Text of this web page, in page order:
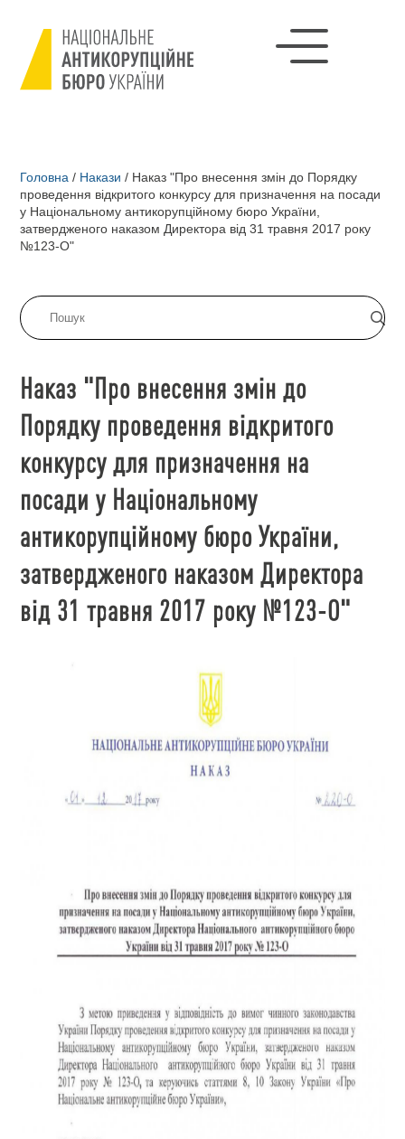
Головна / Накази / Наказ "Про внесення змін до Порядку
проведення відкритого конкурсу для призначення на посади
у Національному антикорупційному бюро України,
затвердженого наказом Директора від 31 травня 2017 року
№123-О"
Наказ "Про внесення змін до
Порядку проведення відкритого
конкурсу для призначення на
посади у Національному
антикорупційному бюро України,
затвердженого наказом Директора
від 31 травня 2017 року №123-О"